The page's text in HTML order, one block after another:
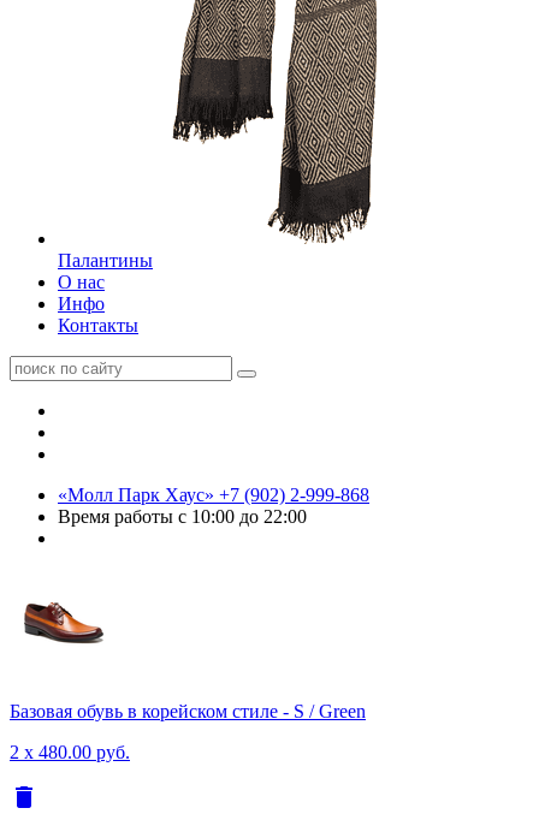
Палантины
О нас
Инфо
Контакты
«Молл Парк Хаус» +7 (902) 2-999-868
Время работы с 10:00 до 22:00
Базовая обувь в корейском стиле - S / Green
2 x 480.00 руб.
delete